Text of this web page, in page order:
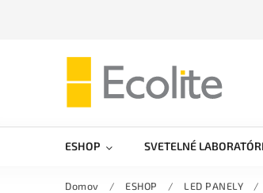
ESHOP SVETELNÉ
Domov / ESHOP / LED PANELY /